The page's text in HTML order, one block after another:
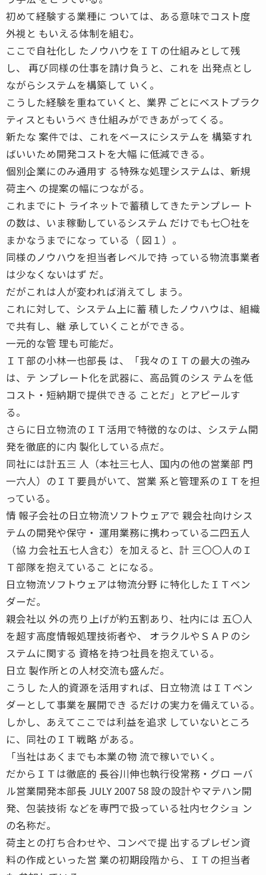
初めて経験する業種に ついては、ある意味でコスト度
外視と もいえる体制を組む。
ここで自社化し たノウハウをＩＴの仕組みとして残
し、 再び同様の仕事を請け負うと、これを 出発点とし
ながらシステムを構築して いく。
こうした経験を重ねていくと、業界 ごとにベストプラク
ティスともいうべ き仕組みができあがってくる。
新たな 案件では、これをベースにシステムを 構築すれ
ばいいため開発コストを大幅 に低減できる。
個別企業にのみ通用す る特殊な処理システムは、新規
荷主へ の提案の幅につながる。
これまでにト ライネットで蓄積してきたテンプレー ト
の数は、いま稼動しているシステム だけでも七〇社を
まかなうまでになっ ている（ 図１）。
同様のノウハウを担当者レベルで持 っている物流事業者
は少なくないはず だ。
だがこれは人が変われば消えてし まう。
これに対して、システム上に蓄 積したノウハウは、組織
で共有し、継 承していくことができる。
一元的な管 理も可能だ。
ＩＴ部の小林一也部長 は、「我々のＩＴの最大の強み
は、テ ンプレート化を武器に、高品質のシス テムを低
コスト・短納期で提供できる ことだ」とアピールす
る。
さらに日立物流のＩＴ活用で特徴的なのは、システム開
発を徹底的に内 製化している点だ。
同社には計五三 人（本社三七人、国内の他の営業部 門
一六人）のＩＴ要員がいて、営業 系と管理系のＩＴを担
っている。
情 報子会社の日立物流ソフトウェアで 親会社向けシス
テムの開発や保守・ 運用業務に携わっている二四五人
（協 力会社五七人含む）を加えると、計 三〇〇人のＩ
Ｔ部隊を抱えているこ とになる。
日立物流ソフトウェアは物流分野 に特化したＩＴベン
ダーだ。
親会社以 外の売り上げが約五割あり、社内には 五〇人
を超す高度情報処理技術者や、 オラクルやＳＡＰのシ
ステムに関する 資格を持つ社員を抱えている。
日立 製作所との人材交流も盛んだ。
こうし た人的資源を活用すれば、日立物流 はＩＴベン
ダーとして事業を展開でき るだけの実力を備えている。
しかし、あえてここでは利益を追求 していないところ
に、同社のＩＴ戦略 がある。
「当社はあくまでも本業の物 流で稼いでいく。
だからＩＴは徹底的 長谷川伸也執行役常務・グロ ーバ
ル営業開発本部長 JULY 2007 58 設の設計やマテハン開
発、包装技術 などを専門で扱っている社内セクショ ン
の名称だ。
荷主との打ち合わせや、コンペで提 出するプレゼン資
料の作成といった営 業の初期段階から、ＩＴの担当者